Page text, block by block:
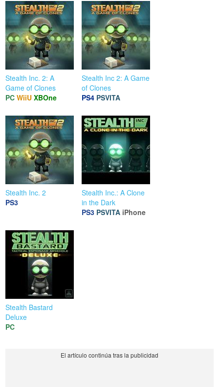
Stealth Inc. 2: A
Game of Clones
PC WiiU XBOne
Stealth Inc 2: A Game
of Clones
PS4 PSVITA
Stealth Inc. 2
PS3
Stealth Inc.: A Clone
in the Dark
PS3 PSVITA iPhone
Stealth Bastard
Deluxe
PC